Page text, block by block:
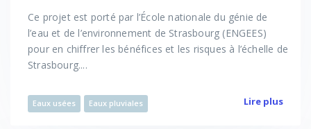
Ce projet est porté par l’École nationale du génie de
l’eau et de l’environnement de Strasbourg (ENGEES)
pour en chiffrer les bénéfices et les risques à l’échelle de
Strasbourg....
Eaux usées Eaux pluviales Lire plus